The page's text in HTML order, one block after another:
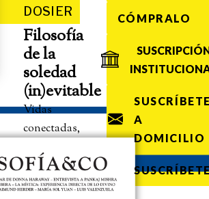
DOSIER
Filosofía
de la
soledad
(in)evitable
Vidas
conectadas,
desvinculadas
CÓMPRALO
A
DOMICILIO